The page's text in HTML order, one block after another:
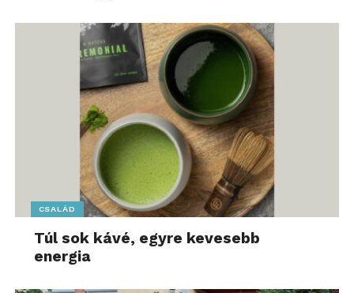
CSALÁD
Túl sok kávé, egyre kevesebb
energia